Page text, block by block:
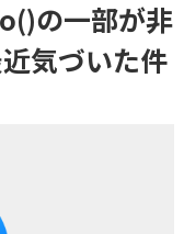
の一部が非
気づいた件